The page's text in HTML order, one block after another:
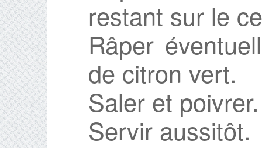
restant sur le
Râper
de citron vert.
Saler et poivrer.
Servir aussitôt.